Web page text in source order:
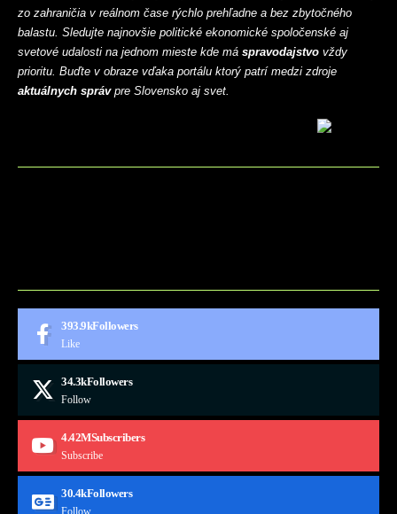
zo zahraničia v reálnom čase rýchlo prehľadne a bez zbytočného
balastu. Sledujte najnovšie politické ekonomické spoločenské aj
svetové udalosti na jednom mieste kde má spravodajstvo vždy
prioritu. Buďte v obraze vďaka portálu ktorý patrí medzi zdroje
aktuálnych správpre Slovensko aj svet.
393.9kFollowers
Like
34.3kFollowers
Follow
4.42MSubscribers
Subscribe
30.4kFollowers
Follow